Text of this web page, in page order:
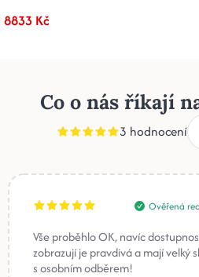
8833 Kč
Co o nás říkají
3 hodnocení
Ověřená
Vše proběhlo OK, navíc
zobrazují je pravdivá a mají velký
s osobním odběrem!